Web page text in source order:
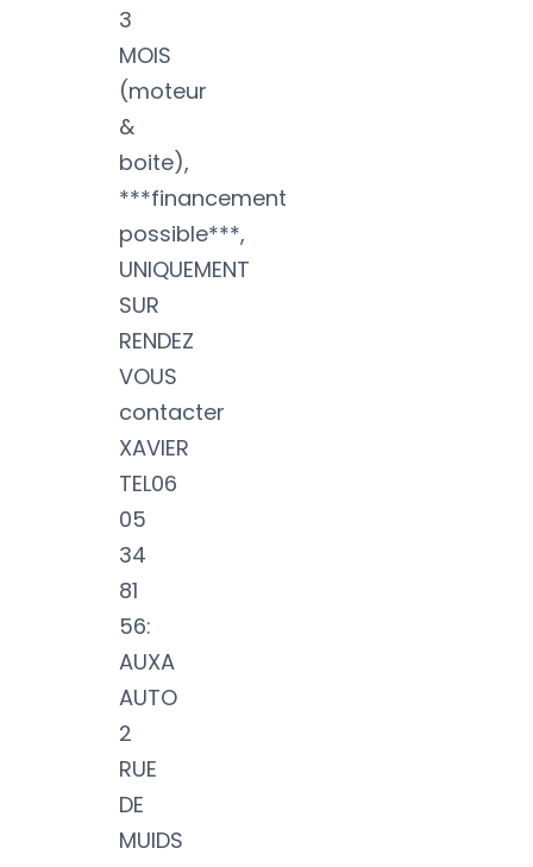
3
MOIS
(moteur
&
boite),
***financement
possible***,
UNIQUEMENT
SUR
RENDEZ
VOUS
contacter
XAVIER
TEL06
05
34
81
56:
AUXA
AUTO
2
RUE
DE
MUIDS